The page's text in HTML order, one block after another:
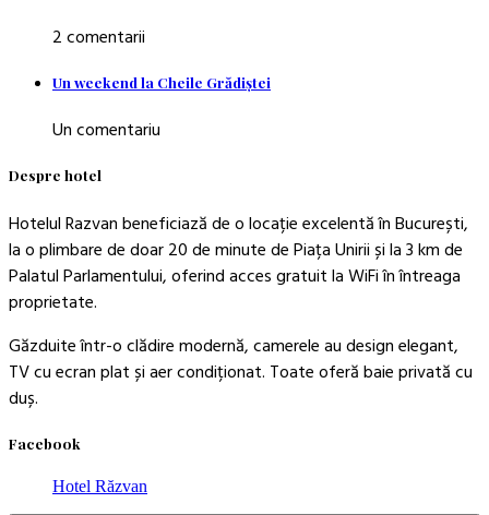
2 comentarii
Un weekend la Cheile Grădiştei
Un comentariu
Despre hotel
Hotelul Razvan beneficiază de o locație excelentă în București,
la o plimbare de doar 20 de minute de Piața Unirii și la 3 km de
Palatul Parlamentului, oferind acces gratuit la WiFi în întreaga
proprietate.
Găzduite într-o clădire modernă, camerele au design elegant,
TV cu ecran plat și aer condiționat. Toate oferă baie privată cu
duș.
Facebook
Hotel Răzvan